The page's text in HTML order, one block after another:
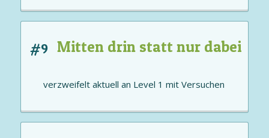
#9 Mitten drin statt nur dabei
verzweifelt aktuell an Level 1 mitVersuchen